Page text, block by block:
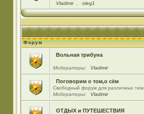
Vladimir
oleg1
Форум
Вольная трибуна
Модераторы: Vladimir
Поговорим о том,о сём
Свободный форум для различных тем.
Модераторы:
Vladimir
ОТДЫХ и ПУТЕШЕСТВИЯ